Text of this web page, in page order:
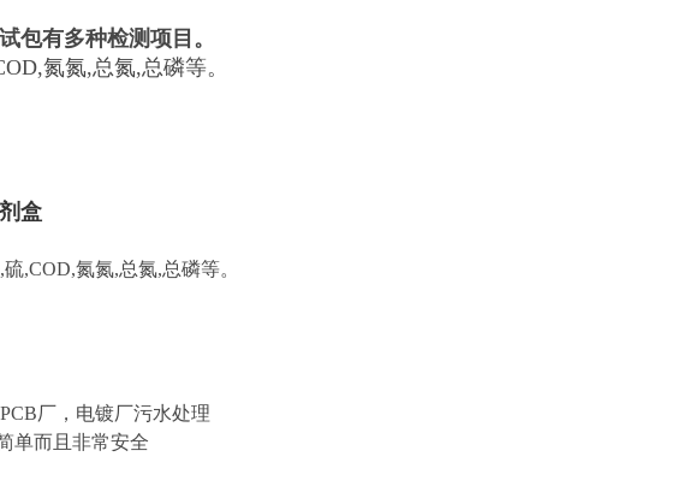
包有多种检测项目。
氮氮,总氮,总磷等。
盒
,COD,氮氮,总氮,总磷等。
厂，电镀厂污水处理
单而且非常安全